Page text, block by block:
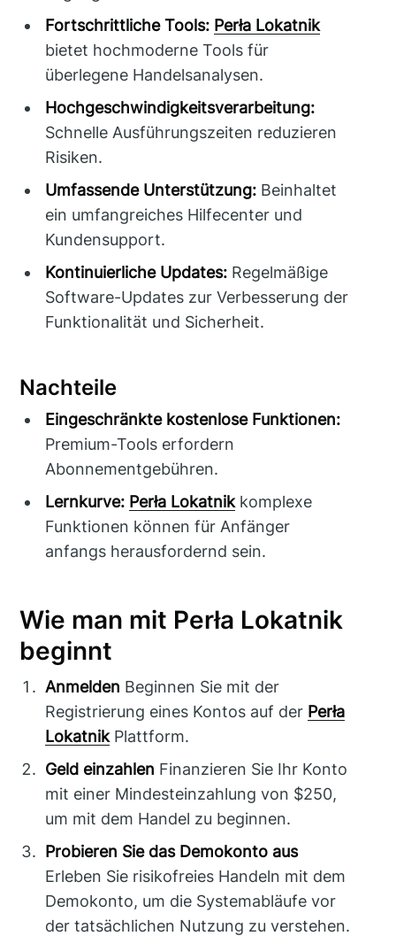
Fortschrittliche Tools: Perła Lokatnik
bietet hochmoderne Tools für
überlegene Handelsanalysen.
Hochgeschwindigkeitsverarbeitung:
Schnelle Ausführungszeiten reduzieren
Risiken.
Umfassende Unterstützung: Beinhaltet
ein umfangreiches Hilfecenter und
Kundensupport.
Kontinuierliche Updates: Regelmäßige
Software-Updates zur Verbesserung der
Funktionalität und Sicherheit.
Nachteile
Eingeschränkte kostenlose Funktionen:
Premium-Tools erfordern
Abonnementgebühren.
Lernkurve: Perła Lokatnikkomplexe
Funktionen können für Anfänger
anfangs herausfordernd sein.
Wie man mit Perła Lokatnik
beginnt
Anmelden Beginnen Sie mit der
Registrierung eines Kontos auf der Perła
LokatnikPlattform.
Geld einzahlen Finanzieren Sie Ihr Konto
mit einer Mindesteinzahlung von $250,
um mit dem Handel zu beginnen.
Probieren Sie das Demokonto aus
Erleben Sie risikofreies Handeln mit dem
Demokonto, um die Systemabläufe vor
der tatsächlichen Nutzung zu verstehen.